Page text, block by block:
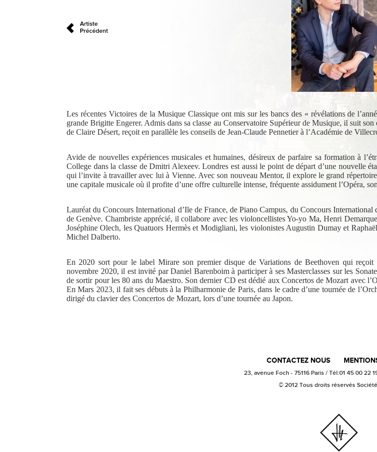
Les récentes Victoires de la Musique Classique ont mis sur les bancs des « révélations de
grande Brigitte Engerer. Admis dans sa classe au Conservatoire Supérieur de Musique, il suit
de Claire Désert, reçoit en parallèle les conseils de Jean-Claude Pennetier à l’Académie de
Avide de nouvelles expériences musicales et humaines, désireux de parfaire sa formation à
College dans la classe de Dmitri Alexeev. Londres est aussi le point de départ d’une nouvelle
qui l’invite à travailler avec lui à Vienne. Avec son nouveau Mentor, il explore le grand
une capitale musicale où il profite d’une offre culturelle intense, fréquente assidument l’Opéra,
Lauréat du Concours International d’Ile de France, de Piano Campus, du Concours
de Genève. Chambriste apprécié, il collabore avec les violoncellistes Yo-yo Ma, Henri
Joséphine Olech, les Quatuors Hermès et Modigliani, les violonistes Augustin Dumay et
Michel Dalberto.
En 2020 sort pour le label Mirare son premier disque de Variations de Beethoven qui
novembre 2020, il est invité par Daniel Barenboim à participer à ses Masterclasses sur les
de sortir pour les 80 ans du Maestro. Son dernier CD est dédié aux Concertos de Mozart avec
En Mars 2023, il fait ses débuts à la Philharmonie de Paris, dans le cadre d’une tournée de
dirigé du clavier des Concertos de Mozart, lors d’une tournée au Japon.
CONTACTEZ NOUS
23, avenue Foch - 75116 Paris / Tél:01 45 00 22
© 2012 Tous droits réservés